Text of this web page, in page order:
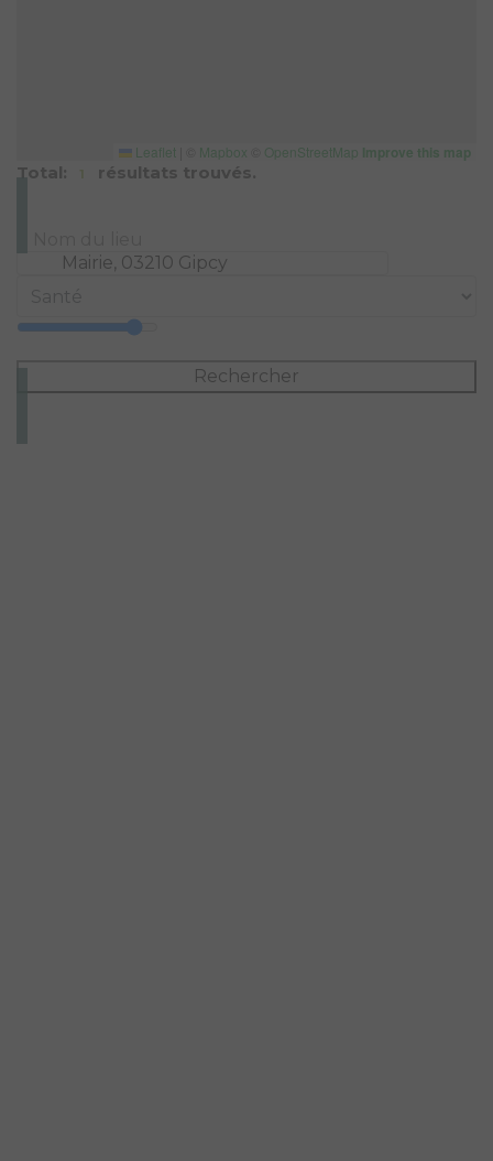
Leaflet Mapbox OpenStreetMap Improve this map
Total: 1 résultats trouvés.
Rechercher